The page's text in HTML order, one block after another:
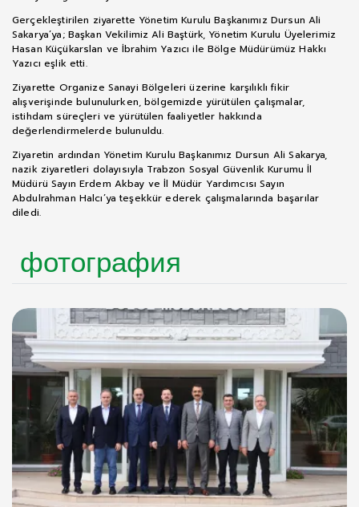
Gerçekleştirilen ziyarette Yönetim Kurulu Başkanımız Dursun Ali
Sakarya’ya; Başkan Vekilimiz Ali Baştürk, Yönetim Kurulu Üyelerimiz
Hasan Küçükarslan ve İbrahim Yazıcı ile Bölge Müdürümüz Hakkı
Yazıcı eşlik etti.
Ziyarette Organize Sanayi Bölgeleri üzerine karşılıklı fikir
alışverişinde bulunulurken, bölgemizde yürütülen çalışmalar,
istihdam süreçleri ve yürütülen faaliyetler hakkında
değerlendirmelerde bulunuldu.
Ziyaretin ardından Yönetim Kurulu Başkanımız Dursun Ali Sakarya,
nazik ziyaretleri dolayısıyla Trabzon Sosyal Güvenlik Kurumu İl
Müdürü Sayın Erdem Akbay ve İl Müdür Yardımcısı Sayın
Abdulrahman Halcı’ya teşekkür ederek çalışmalarında başarılar
diledi.
фотография